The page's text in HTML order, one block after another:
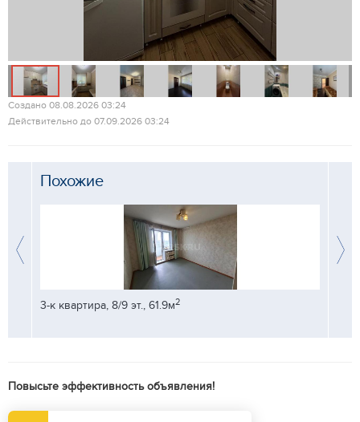
Создано 08.08.2026 03:24
Действительно до 07.09.2026 03:24
Похожие
3-к квартира, 8/9 эт., 61.9м2
Повысьте эффективность объявления!